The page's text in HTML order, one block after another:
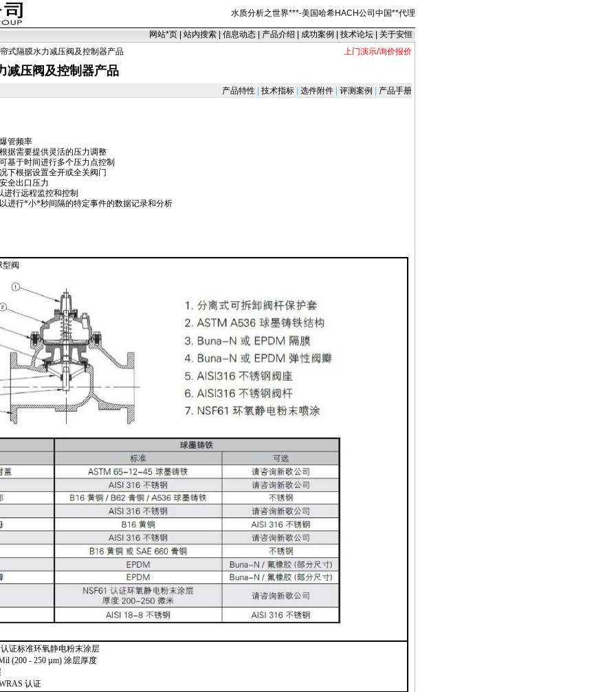
水质分析之世界***-美国哈希HACH公司中国**代理
网站*页 站内搜索 信息动态 产品介绍 成功案例 技术论坛
关于安恒
式隔膜水力减压阀及控制器产品
上门演示/询价报价
减压阀及控制器产品
产品特性 技术指标 选件附件 评测案例 产品手册
管频率
据需要提供灵活的压力调整
基于时间进行多个压力点控制
下根据设置全开或全关阀门
全出口压力
行远程监控和控制
进行*小*秒间隔的特定事件的数据记录和分析
型阀
证标准环氧静电粉末涂层
(200 - 250 µm) 涂层厚度
认证